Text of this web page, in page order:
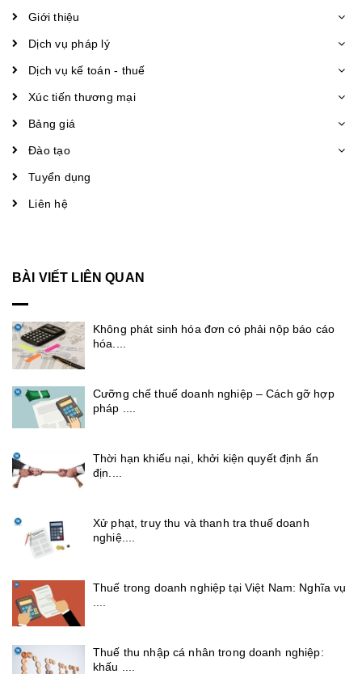
Giới thiệu
Dịch vụ pháp lý
Dịch vụ kế toán - thuế
Xúc tiến thương mại
Bảng giá
Đào tạo
Tuyển dụng
Liên hệ
BÀI VIẾT LIÊN QUAN
Không phát sinh hóa đơn có phải nộp báo cáo
hóa....
Cưỡng chế thuế doanh nghiệp – Cách gỡ hợp
pháp ....
Thời hạn khiếu nại, khởi kiện quyết định ấn
địn....
Xử phạt, truy thu và thanh tra thuế doanh
nghiệ....
Thuế trong doanh nghiệp tại Việt Nam: Nghĩa vụ
Thuế thu nhập cá nhân trong doanh nghiệp:
khấu ....